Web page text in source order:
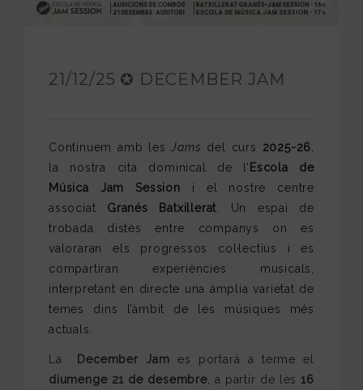
FUNDACIÓ JAM
21/12/25 ✪ DECEMBER JAM
Continuem amb les Jams del curs 2025-26
la nostra cita dominical de l’ Escola de
Música Jam Session i el nostre centre
associat Granés Batxillerat . Un espai de
trobada distès entre companys on es
valoraran els progressos col·lectius i es
compartiran experiències musicals,
interpretant en directe una àmplia varietat de
temes dins l’àmbit de les músiques més
actuals.
La December Jam es portarà a terme el
diumenge 21 de desembre, a partir de les 16